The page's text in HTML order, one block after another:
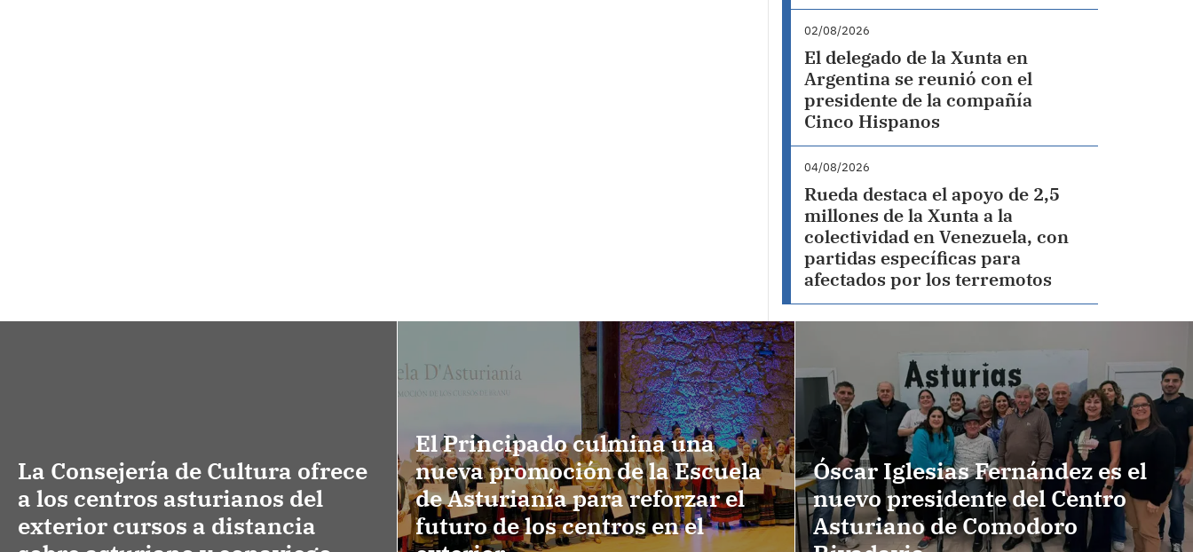
02/08/2026
El delegado de la Xunta en
Argentina se reunió con el
presidente de la compañía
Cinco Hispanos
04/08/2026
Rueda destaca el apoyo de 2,5
millones de la Xunta a la
colectividad en Venezuela, con
partidas específicas para
afectados por los terremotos
La Consejería de Cultura ofrece
a los centros asturianos del
exterior cursos a distancia
El Principado culmina una
nueva promoción de la Escuela
de Asturianía para reforzar el
futuro de los centros en el
Óscar Iglesias Fernández es el
nuevo presidente del Centro
Asturiano de Comodoro